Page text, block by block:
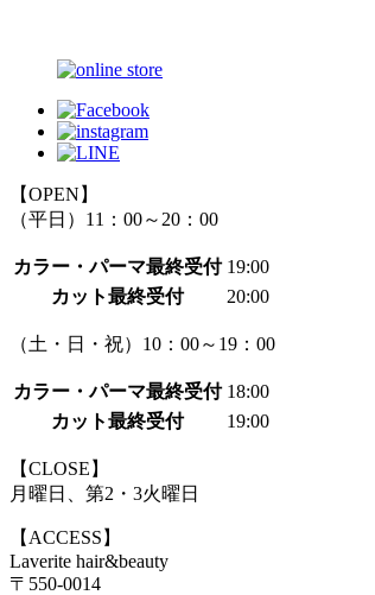
【OPEN】
（平日）11：00～20：00
カラー・パーマ最終受付 19:00
カット最終受付
20:00
（土・日・祝）10：00～19：00
カラー・パーマ最終受付 18:00
カット最終受付
19:00
【CLOSE】
月曜日、第2・3火曜日
【ACCESS】
Laverite hair&beauty
〒550-0014